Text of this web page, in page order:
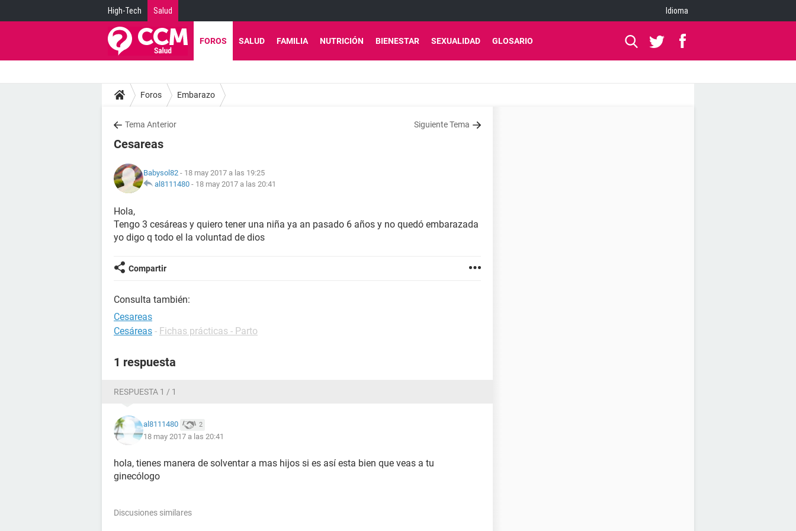
High-Tech Salud Idioma
FOROS SALUD FAMILIA NUTRICIÓN BIENESTAR SEXUALIDAD GLOSARIO
Foros Embarazo
Tema Anterior Siguiente Tema
Cesareas
Babysol82 - 18 may 2017 a las 19:25
al8111480 - 18 may 2017 a las 20:41
Hola,
Tengo 3 cesáreas y quiero tener una niña ya an pasado 6 años y no quedó embarazada
yo digo q todo el la voluntad de dios
Compartir
Consulta también:
Cesareas
Cesáreas - Fichas prácticas - Parto
1 respuesta
RESPUESTA 1 / 1
al8111480 2
18 may 2017 a las 20:41
hola, tienes manera de solventar a mas hijos si es así esta bien que veas a tu
ginecólogo
Discusiones similares